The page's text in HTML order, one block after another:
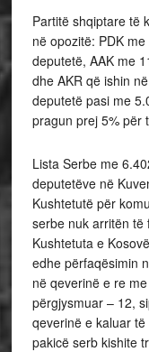
Partitë shqiptare të
në opozitë: PDK
deputetë, AAK me
dhe AKR që ishin
deputetë pasi me
pragun prej 5% për
Lista Serbe me
deputetëve në
Kushtetutë për
serbe nuk arritën të
Kushtetuta e
edhe përfaqësimin
në qeverinë e re
përgjysmuar – 12,
qeverinë e kaluar
pakicë serb kishite